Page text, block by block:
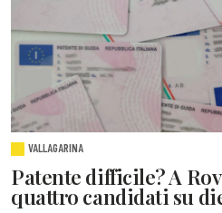
VALLAGARINA
Patente difficile? A
quattro candidati su